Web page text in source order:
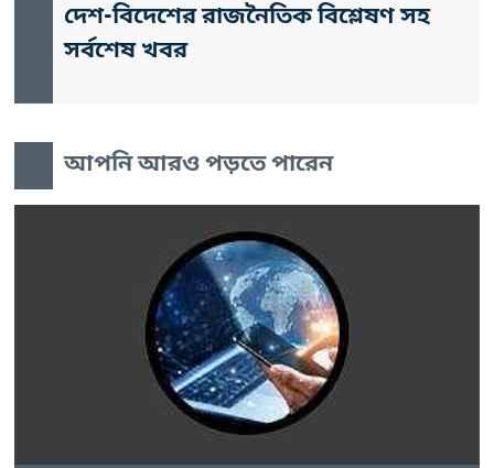
দেশ-বিদেশের রাজনৈতিক বিশ্লেষণ সহ
সর্বশেষ খবর
আপনি আরও পড়তে পারেন